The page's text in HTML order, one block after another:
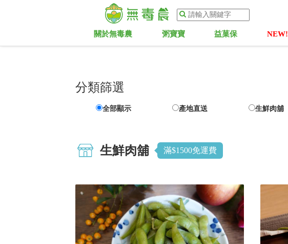
關於無毒農 粥寶寶 益菓保 NEW!
分類篩選
全部顯示 產地直送 生鮮肉舖
生鮮肉舖 滿$1500免運費